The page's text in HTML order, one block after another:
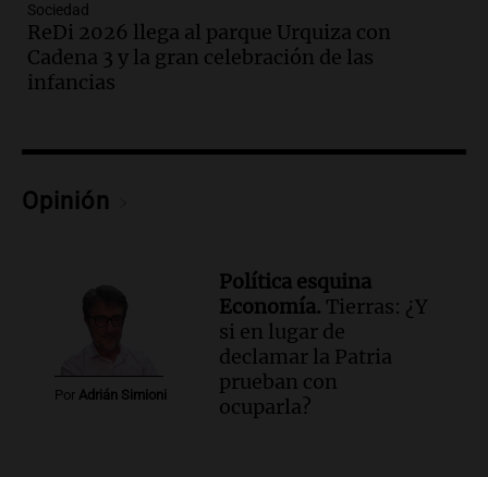
Panorama Federal
Episodios
Audio.Según una encuesta, el 80% de
Amamos Argentina
Audio.
Informados al regreso
Audio.
Debate en el Senado y protesta
en Rosario contra la ley de Propiedad
Privada.
Viva la Radio Rosario
Sociedad
ReDi 2026 llega al parque Urquiza con
Cadena 3 y la gran celebración de las
infancias
Opinión
Por Adrián Simioni
Política esquina
Economía. Tierras: ¿Y
si en lugar de
declamar la Patria
prueban con
ocuparla?